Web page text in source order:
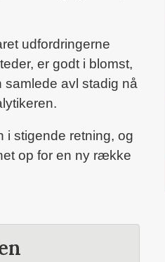
udfordringerne
er godt i blomst,
avl stadig nå
i stigende retning, og
op for en ny række